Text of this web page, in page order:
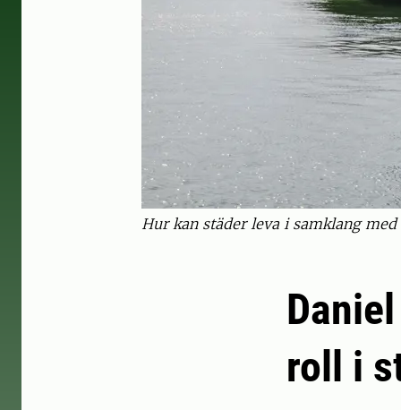
Hur kan städer leva i samklang
roll i